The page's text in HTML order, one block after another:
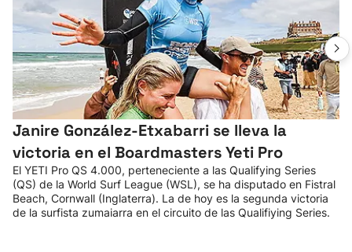
Janire González-Etxabarri se lleva la
victoria en el Boardmasters Yeti Pro
El YETI Pro QS 4.000, perteneciente a las Qualifying Series
(QS) de la World Surf League (WSL), se ha disputado en Fistral
Beach, Cornwall (Inglaterra). La de hoy es la segunda victoria
de la surfista zumaiarra en el circuito de las Qualifiying Series.